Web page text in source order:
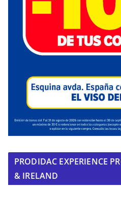
PRODIDAC EXPERIENCE
& IRELAND